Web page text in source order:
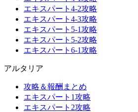
エキスパート4-2攻略
エキスパート4-3攻略
エキスパート5-1攻略
エキスパート5-2攻略
エキスパート6-1攻略
アルタリア
攻略＆報酬まとめ
エキスパート1攻略
エキスパート2攻略